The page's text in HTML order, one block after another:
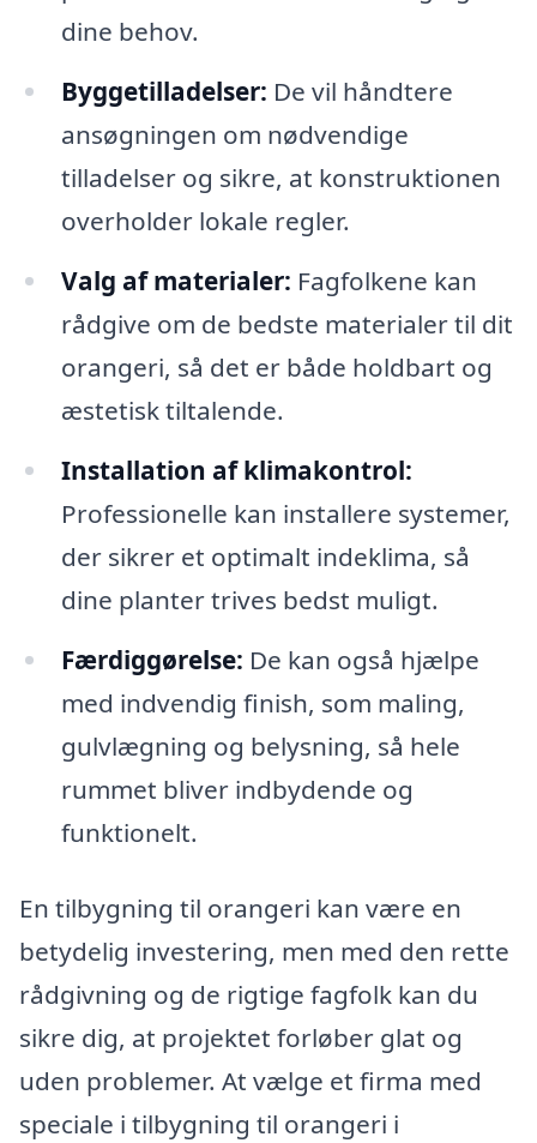
dine behov.
Byggetilladelser: De vil håndtere
ansøgningen om nødvendige
tilladelser og sikre, at konstruktionen
overholder lokale regler.
Valg af materialer: Fagfolkene kan
rådgive om de bedste materialer til dit
orangeri, så det er både holdbart og
æstetisk tiltalende.
Installation af klimakontrol:
Professionelle kan installere systemer,
der sikrer et optimalt indeklima, så
dine planter trives bedst muligt.
Færdiggørelse: De kan også hjælpe
med indvendig finish, som maling,
gulvlægning og belysning, så hele
rummet bliver indbydende og
funktionelt.
En tilbygning til orangeri kan være en
betydelig investering, men med den rette
rådgivning og de rigtige fagfolk kan du
sikre dig, at projektet forløber glat og
uden problemer. At vælge et firma med
speciale i tilbygning til orangeri i